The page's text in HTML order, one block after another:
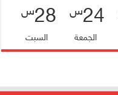
24س
الجمعة
28س
السبت